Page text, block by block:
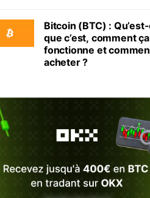
Bitcoin (BTC) :
que c’est, comment ça
fonctionne et
acheter ?